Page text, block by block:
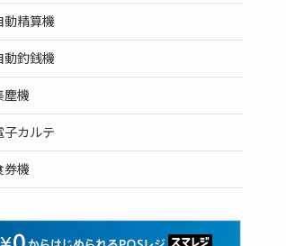
動精算機
動釣銭機
塵機
子カルテ
券機